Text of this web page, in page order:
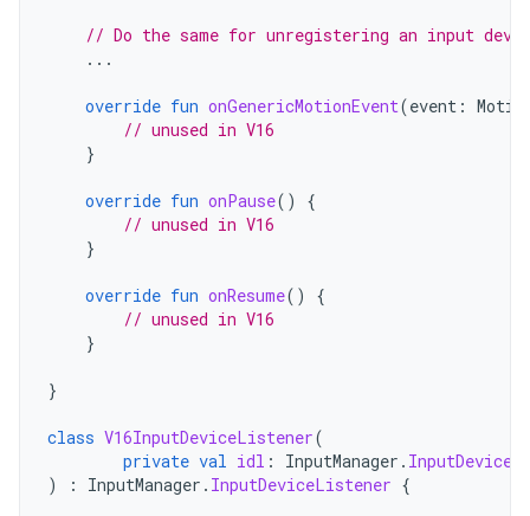
// Do the same for unregistering an input
...
override fun onGenericMotionEvent(event :
// unused in V16
}
override fun onPause()
{
// unused in V16
}
override fun onResume()
{
// unused in V16
}
}
class V16InputDeviceListener(
private val idl : InputManager .
)
: InputManager . InputDeviceListener {